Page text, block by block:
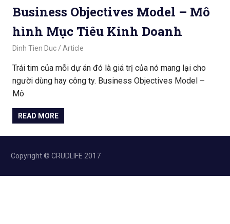
Business Objectives Model – Mô
hình Mục Tiêu Kinh Doanh
March 22, 2020
Dinh Tien Duc Article
Trái tim của mỗi dự án đó là giá trị của nó mang lại cho
người dùng hay công ty. Business Objectives Model –
Mô
READ MORE
Copyright © CRUDLIFE 2017